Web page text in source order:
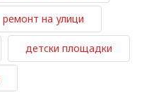
ремонт на улици
детски площадки